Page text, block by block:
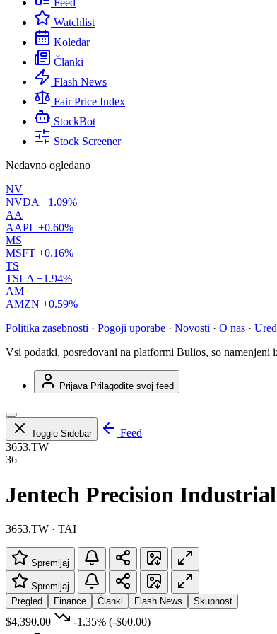
Feed
Watchlist
Koledar
Članki
Flash News
Fair Price Index
StockBot
Stock Screener
Nedavno ogledano
NV
NVDA +1.09%
AA
AAPL +0.60%
MS
MSFT +0.16%
TS
TSLA +1.94%
AM
AMZN +0.59%
Politika zasebnosti · Pogoji uporabe · Novosti · O nas ·
Vsi podatki, posredovani na platformi Bulios, so
Prijava Prilagodite svoj feed
Toggle Sidebar
Feed
3653.TW
36
Jentech Precision
3653.TW · TAI
Spremljaj
Spremljaj
Pregled
Finance Članki Flash News Skupnost
$4,390.00 -1.35% (-$60.00)